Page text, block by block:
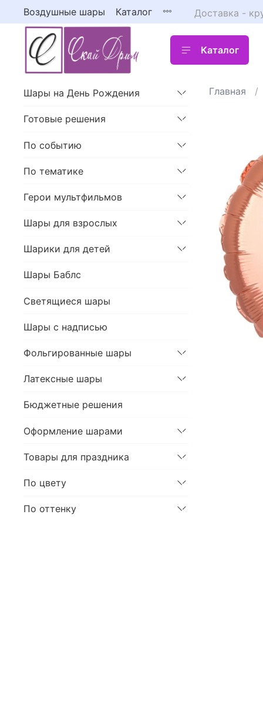
Воздушные шары Каталог Доставка -
Каталог
Главная
Шары на День Рождения
Готовые решения
По событию
По тематике
Герои мультфильмов
Шары для взрослых
Шарики для детей
Шары Баблс
Светящиеся шары
Шары с надписью
Фольгированные шары
Латексные шары
Бюджетные решения
Оформление шарами
Товары для праздника
По цвету
По оттенку